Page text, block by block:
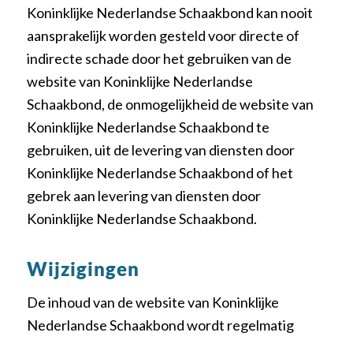
Koninklijke Nederlandse Schaakbond kan nooit
aansprakelijk worden gesteld voor directe of
indirecte schade door het gebruiken van de
website van Koninklijke Nederlandse
Schaakbond, de onmogelijkheid de website van
Koninklijke Nederlandse Schaakbond te
gebruiken, uit de levering van diensten door
Koninklijke Nederlandse Schaakbond of het
gebrek aan levering van diensten door
Koninklijke Nederlandse Schaakbond.
Wijzigingen
De inhoud van de website van Koninklijke
Nederlandse Schaakbond wordt regelmatig